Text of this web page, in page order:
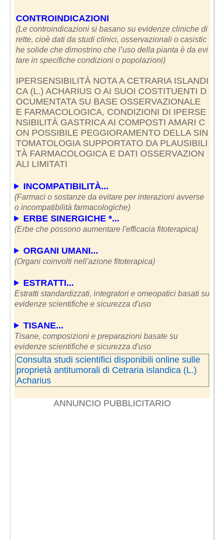
CONTROINDICAZIONI
(Le controindicazioni si basano su evidenze cliniche di
rette, cioè dati da studi clinici, osservazionali o casistic
he solide che dimostrino che l’uso della pianta è da evi
tare in specifiche condizioni o popolazioni)
IPERSENSIBILITÀ NOTA A CETRARIA ISLANDI
CA (L.) ACHARIUS O AI SUOI COSTITUENTI D
OCUMENTATA SU BASE OSSERVAZIONALE
E FARMACOLOGICA, CONDIZIONI DI IPERSE
NSIBILITÀ GASTRICA AI COMPOSTI AMARI C
ON POSSIBILE PEGGIORAMENTO DELLA SIN
TOMATOLOGIA SUPPORTATO DA PLAUSIBILI
TÀ FARMACOLOGICA E DATI OSSERVAZION
ALI LIMITATI
INCOMPATIBILITÀ...
(Farmaci o sostanze da evitare per interazioni avverse
o incompatibilità farmacologiche)
ERBE SINERGICHE *...
(Erbe che possono aumentare l'efficacia fitoterapica)
ORGANI UMANI...
(Organi coinvolti nell'azione fitoterapica)
ESTRATTI...
Estratti standardizzati, integratori e omeopatici basati su
evidenze scientifiche e sicurezza d'uso
TISANE...
Tisane, composizioni e preparazioni basate su
evidenze scientifiche e sicurezza d'uso
Consulta studi scientifici disponibili online sulle
proprietà antitumorali di Cetraria islandica (L.)
Acharius
ANNUNCIO PUBBLICITARIO